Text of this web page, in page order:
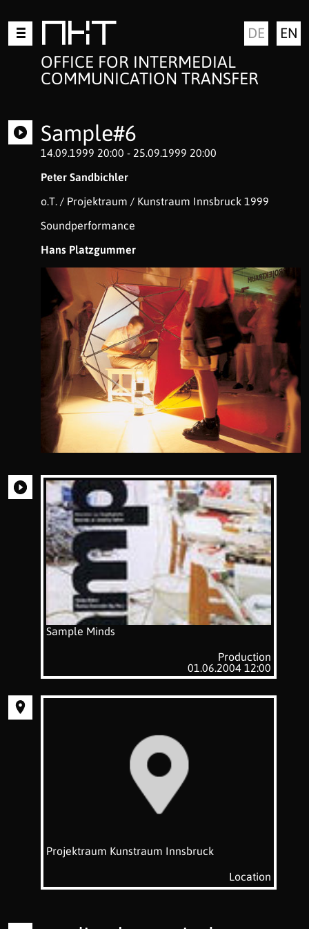
Skip
to
contentMKT
OFFICE FOR INTERMEDIAL
COMMUNICATION TRANSFER
DE EN
Sample#6
14.09.1999 20:00 - 25.09.1999 20:00
Peter Sandbichler
o.T. / Projektraum / Kunstraum Innsbruck 1999
Soundperformance
Hans Platzgummer
Sample Minds
Production
01.06.2004 12:00
Projektraum Kunstraum Innsbruck
Location